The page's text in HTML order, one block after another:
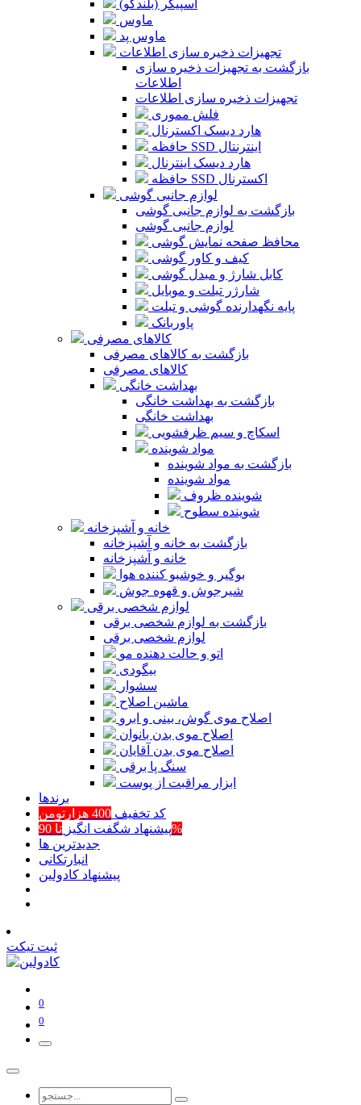
اسپیکر (بلندگو)
ماوس
ماوس پد
تجهیزات ذخیره سازی اطلاعات
بازگشت به تجهیزات ذخیره سازی
اطلاعات
تجهیزات ذخیره سازی اطلاعات
فلش مموری
هارد دیسک اکسترنال
حافظه SSD اینترنتال
هارد دیسک اینترنال
حافظه SSD اکسترنال
لوازم جانبی گوشی
بازگشت به لوازم جانبی گوشی
لوازم جانبی گوشی
محافظ صفحه نمایش گوشی
کیف و کاور گوشی
کابل شارژ و مبدل گوشی
شارژر تبلت و موبایل
پایه نگهدارنده گوشی و تبلت
پاوربانک
کالاهای مصرفی
بازگشت به کالاهای مصرفی
کالاهای مصرفی
بهداشت خانگی
بازگشت به بهداشت خانگی
بهداشت خانگی
اسکاچ و سیم ظرفشویی
مواد شوینده
بازگشت به مواد شوینده
مواد شوینده
شوینده ظروف
شوینده سطوح
خانه و آشپزخانه
بازگشت به خانه و آشپزخانه
خانه و آشپزخانه
بوگیر و خوشبو کننده هوا
شیرجوش و قهوه جوش
لوازم شخصی برقی
بازگشت به لوازم شخصی برقی
لوازم شخصی برقی
اتو و حالت دهنده مو
بیگودی
سشوار
ماشین اصلاح
اصلاح موی گوش، بینی و ابرو
اصلاح موی بدن بانوان
اصلاح موی بدن آقایان
سنگ پا برقی
ابزار مراقبت از پوست
برند‌ها
کد تخفیف 400 هزارتومن
پیشنهاد شگفت انگیزتا 90%
جدیدترین ها
انبارتکانی
پیشنهاد کادولین
ثبت تیکت
0
0